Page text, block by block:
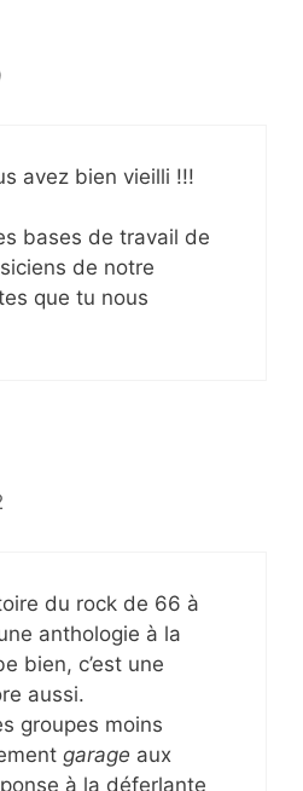
avez bien vieilli !!!
bases de travail de
de notre
que tu nous
du rock de 66 à
anthologie à la
bien, c’est une
aussi.
groupes moins
garage aux
à la déferlante